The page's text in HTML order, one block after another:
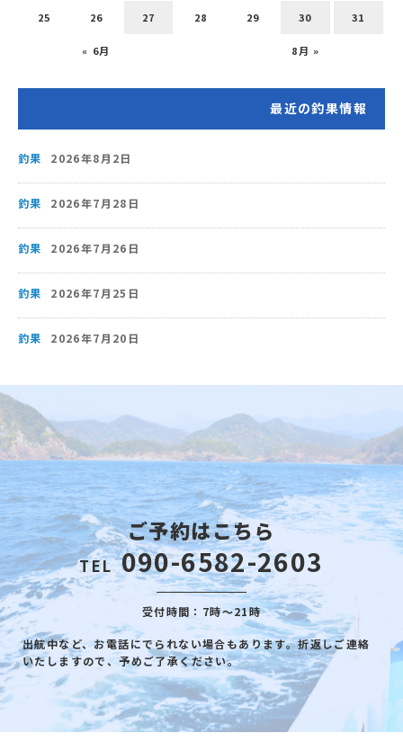
« 6月 8月 »
25 26 27 28 29 30 31
最近の釣果情報
釣果 2026年8月2日
釣果 2026年7月28日
釣果 2026年7月26日
釣果 2026年7月25日
釣果 2026年7月20日
ご予約はこちら
TEL 090-6582-2603
受付時間：7時～21時
出航中など、お電話にでられない場合もあります。折返しご連絡
いたしますので、予めご了承ください。